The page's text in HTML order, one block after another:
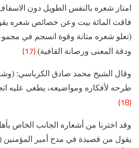
امتاز شعره بالنفس الطويل دون
فاقت المائة بيت وعن خصائص شعره
(تعلو شعره متانة وقوة انسجم في
ودقة المعنى ورصانة القافية) (17)
وقال الشيخ محمد صادق الكرباسي:
طرحه لأفكاره ومواضيعه، يطغى عليه
(18)
وقد اخترنا من أشعاره الجانب الخاص